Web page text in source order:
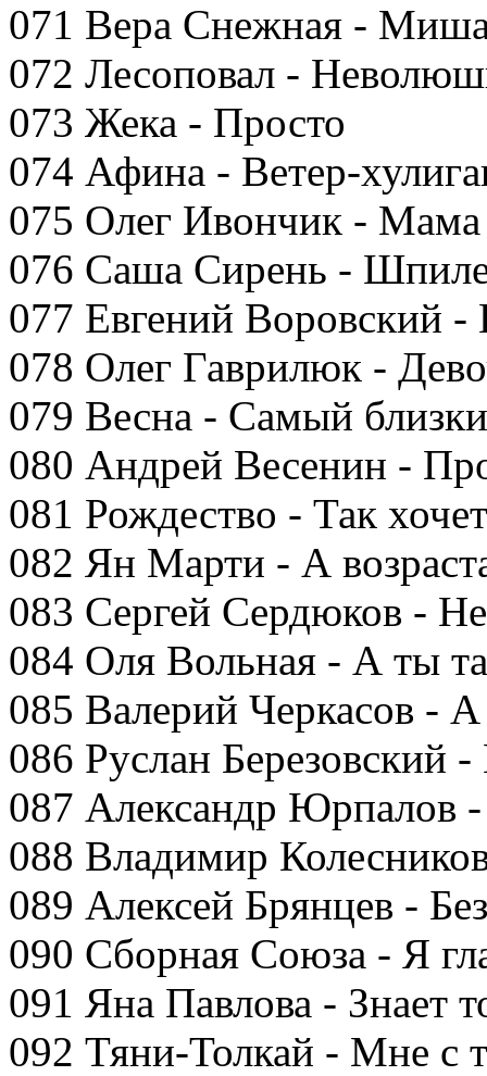
071 Вера Снежная -
072 Лесоповал -
073 Жека - Просто
074 Афина - Ветер-
075 Олег Ивончик - Мама
076 Саша Сирень -
077 Евгений Воровский
078 Олег Гаврилюк -
079 Весна - Самый
080 Андрей Весенин -
081 Рождество - Так
082 Ян Марти - А
083 Сергей Сердюков -
084 Оля Вольная - А ты
085 Валерий Черкасов -
086 Руслан Березовский
087 Александр Юрпалов
088 Владимир
089 Алексей Брянцев -
090 Сборная Союза - Я
091 Яна Павлова - Знает
092 Тяни-Толкай - Мне с